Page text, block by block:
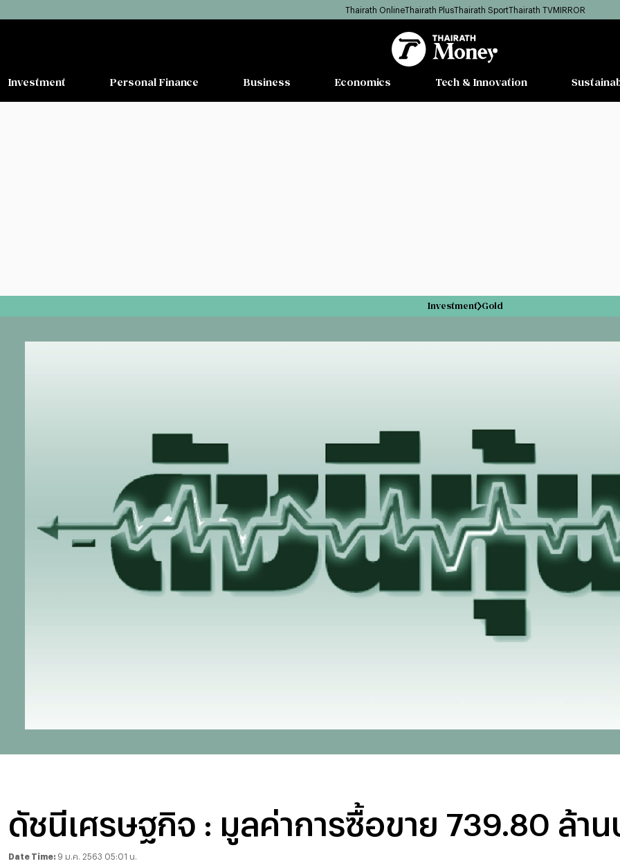
Thairath OnlineThairath PlusThairath SportThairath TVMIRROR
Investment Personal Finance Business Economics Tech & Innovation
Investment Gold
ดัชนีเศรษฐกิจ : มูลค่าการซื้อขาย 739.80 ล้าน
Date Time: 9 ม.ค. 2563 05:01 น.